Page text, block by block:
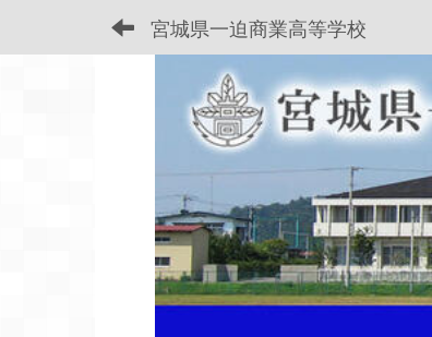
宮城県一迫商業高等学校